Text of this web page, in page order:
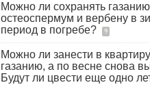
Можно ли сохранять
остеоспермум и вербену в
период в погребе?
9
Можно ли занести в
газанию, а по весне снова
Будут ли цвести еще одно